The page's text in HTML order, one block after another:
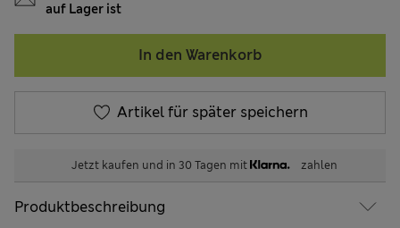
auf Lager ist
In den Warenkorb
Artikel für später speichern
Jetzt kaufen und in 30 Tagen mit zahlen
Produktbeschreibung